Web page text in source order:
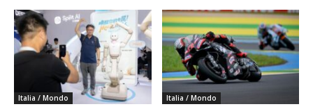
Italia / Mondo Italia / Mondo